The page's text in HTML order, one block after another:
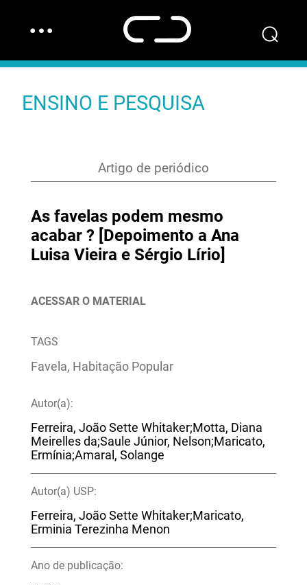
… ⌕
ENSINO E PESQUISA
Artigo de periódico
As favelas podem mesmo
acabar ? [Depoimento a Ana
Luisa Vieira e Sérgio Lírio]
ACESSAR O MATERIAL
TAGS
Favela, Habitação Popular
Autor(a):
Ferreira, João Sette Whitaker;Motta, Diana
Meirelles da;Saule Júnior, Nelson;Maricato,
Ermínia;Amaral, Solange
Autor(a) USP:
Ferreira, João Sette Whitaker;Maricato,
Erminia Terezinha Menon
Ano de publicação: